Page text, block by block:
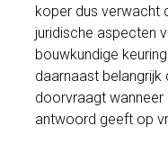
koper dus verwacht
juridische aspecten
bouwkundige
daarnaast belangrijk
doorvraagt wanneer
antwoord geeft op